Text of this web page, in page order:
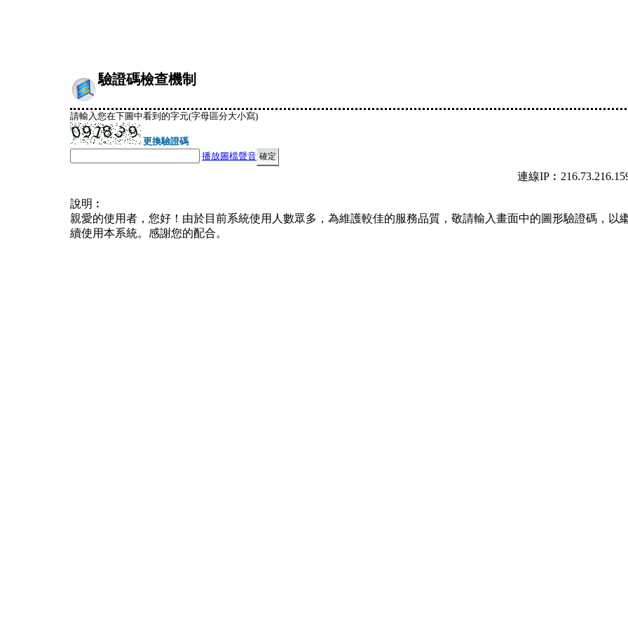
驗證碼檢查機制
請輸入您在下圖中看到的字元(字母區分大小寫)
更換驗證碼
播放圖檔聲音
連線
說明︰
親愛的使用者，您好！由於目前系統使用人數眾多，為維護較佳的服務品質，敬請輸入畫面中的圖形驗證碼，以
續使用本系統。感謝您的配合。